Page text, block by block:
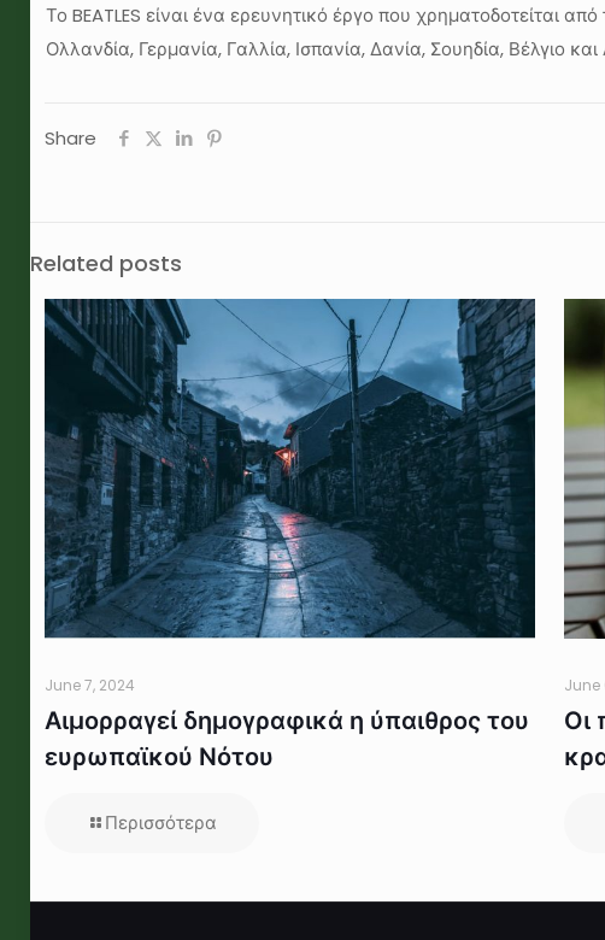
Το BEATLES είναι ένα ερευνητικό έργο που χρηματοδοτείται
Ολλανδία, Γερμανία, Γαλλία, Ισπανία, Δανία, Σουηδία, Βέλγιο
Share
Related posts
June 7, 2024
Αιμορραγεί δημογραφικά η ύπαιθρος του
ευρωπαϊκού Νότου
Περισσότερα
June
Οι